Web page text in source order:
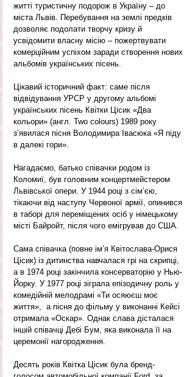
житті туристичну подорож в Україну – до
міста Львів. Перебування на землі предків
дозволяє подолати творчу кризу й
усвідомити власну місію – пожертвувати
комерційним успіхом заради створення нових
альбомів українських пісень.
Цікавий історичний факт: саме після
відвідування УРСР у другому альбомі
українських пісень Квітки Цісик «Два
кольори» (англ. Two colours) 1989 року
з’явилася пісня Володимира Івасюка «Я піду
в далекі гори».
Нагадаємо, батько співачки родом із
Коломиї, був головним концертмейстером
Львівської опери. У 1944 році з сім’єю,
тікаючи від наступу Червоної армії, опинився
в таборі для переміщених осіб у німецькому
місті Байройт, після чого емігрував до США.
Сама співачка (повне ім’я Квітослава-Орися
Цісик) із дитинства навчалася грі на скрипці,
а в 1974 році закінчила консерваторію у Нью-
Йорку. У 1977 році зіграла епізодичну роль у
комедійній мелодрамі «Ти осяюєш моє
життя»,  а пісня до фільму у виконанні Кейсі
отримала «Оскар». Однак слава дісталася
іншій співачці Дебі Бум, яка виконала її на
церемонії нагородження.
Десять років Квітка Цісик була бренд-